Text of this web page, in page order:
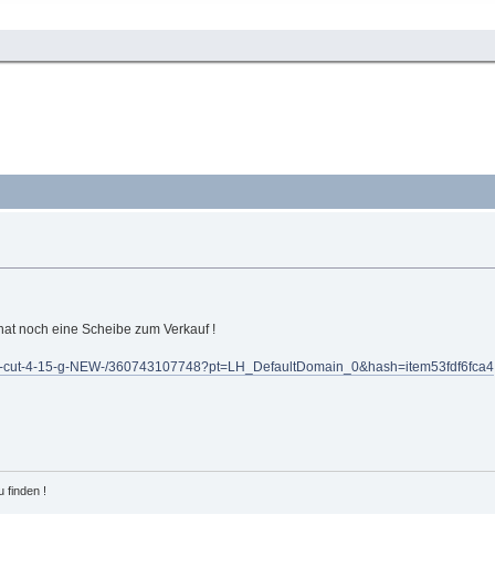
noch eine Scheibe zum Verkauf !
4-15-g-NEW-/360743107748?pt=LH_DefaultDomain_0&hash=item53fdf6fca4
finden !